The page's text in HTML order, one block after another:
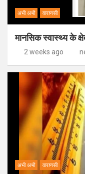
अभी अभी वाराणसी
मानसिक स्वास्थ्य के
2 weeks ago
अभी अभी वाराणसी